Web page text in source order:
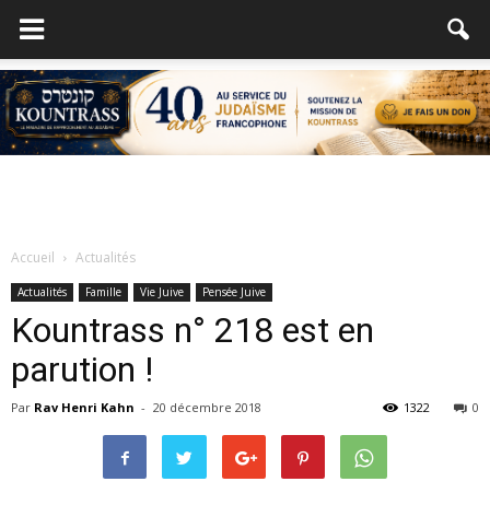
Accueil Actualités
Actualités Famille Vie Juive Pensée Juive
Kountrass n° 218 est en
parution !
Par Rav Henri Kahn - 20 décembre 2018 0
1322